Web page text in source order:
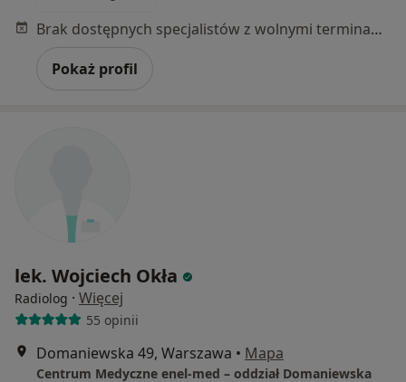
Brak dostępnych specjalistów z wolnymi terminami w tym centrum medycznym.
Pokaż profil
lek. Wojciech Okła
Radiolog · Więcej
55 opinii
Domaniewska 49, Warszawa • Mapa
Centrum Medyczne enel-med – oddział Domaniewska